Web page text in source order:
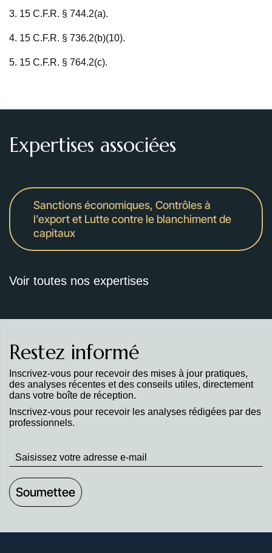
3. 15 C.F.R. § 744.2(a).
4. 15 C.F.R. § 736.2(b)(10).
5. 15 C.F.R. § 764.2(c).
Expertises associées
Sanctions économiques, Contrôles à
l’export et Lutte contre le blanchiment de
capitaux
Voir toutes nos expertises
Restez informé
Inscrivez-vous pour recevoir des mises à jour pratiques,
des analyses récentes et des conseils utiles, directement
dans votre boîte de réception.
Inscrivez-vous pour recevoir les analyses rédigées par des
professionnels.
Stay
up
to
Date